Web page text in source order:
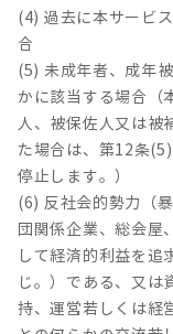
(4) 過去に本サービ
合
(5) 未成年者、成年
かに該当する場合（
人、被保佐人又は被
た場合は、第12条
停止します。）
(6) 反社会的勢力（
団関係企業、総会屋
して経済的利益を追
じ。）である、又は
持、運営若しくは経